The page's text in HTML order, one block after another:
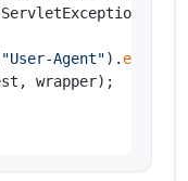
"User-Agent"). equals
wrapper);